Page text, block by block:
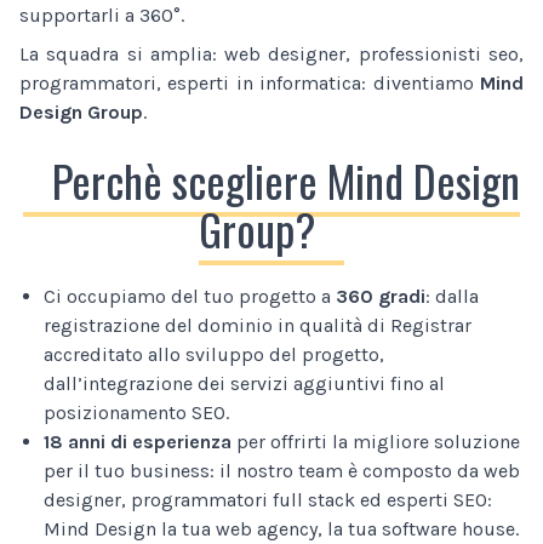
supportarli a 360°.
La squadra si amplia: web designer, professionisti seo,
programmatori, esperti in informatica: diventiamo Mind
Design Group.
Perchè scegliere Mind Design
Group?
Ci occupiamo del tuo progetto a 360 gradi: dalla
registrazione del dominio in qualità di Registrar
accreditato allo sviluppo del progetto,
dall’integrazione dei servizi aggiuntivi fino al
posizionamento SEO.
18 anni di esperienza per offrirti la migliore soluzione
per il tuo business: il nostro team è composto da web
designer, programmatori full stack ed esperti SEO:
Mind Design la tua web agency, la tua software house.